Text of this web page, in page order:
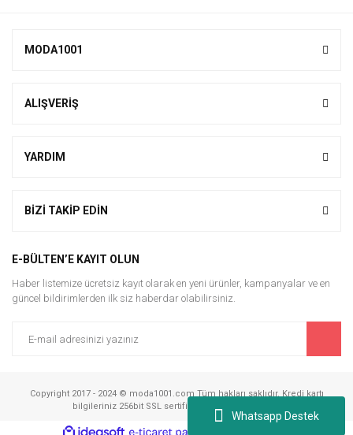
Whatsapp Destek
MODA1001
ALIŞVERİŞ
YARDIM
BİZİ TAKİP EDİN
E-BÜLTEN’E KAYIT OLUN
Haber listemize ücretsiz kayıt olarak en yeni ürünler, kampanyalar ve en
güncel bildirimlerden ilk siz haberdar olabilirsiniz.
Copyright 2017 - 2024 © moda1001.com Tüm hakları saklıdır. Kredi kartı
bilgileriniz 256bit SSL sertifikası ile korunmaktadır.
ideasoft